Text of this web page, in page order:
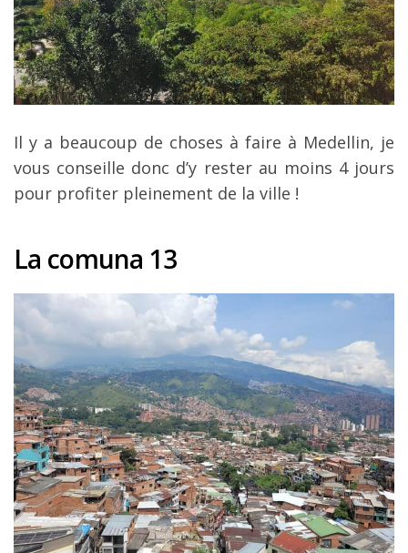
Il y a beaucoup de choses à faire à Medellin, je
vous conseille donc d’y rester au moins 4 jours
pour profiter pleinement de la ville !
La comuna 13